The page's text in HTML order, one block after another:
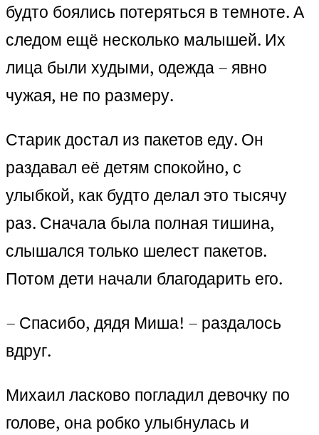
будто боялись потеряться в темноте. А
следом ещё несколько малышей. Их
лица были худыми, одежда – явно
чужая, не по размеру.
Старик достал из пакетов еду. Он
раздавал её детям спокойно, с
улыбкой, как будто делал это тысячу
раз. Сначала была полная тишина,
слышался только шелест пакетов.
Потом дети начали благодарить его.
– Спасибо, дядя Миша! – раздалось
вдруг.
Михаил ласково погладил девочку по
голове, она робко улыбнулась и